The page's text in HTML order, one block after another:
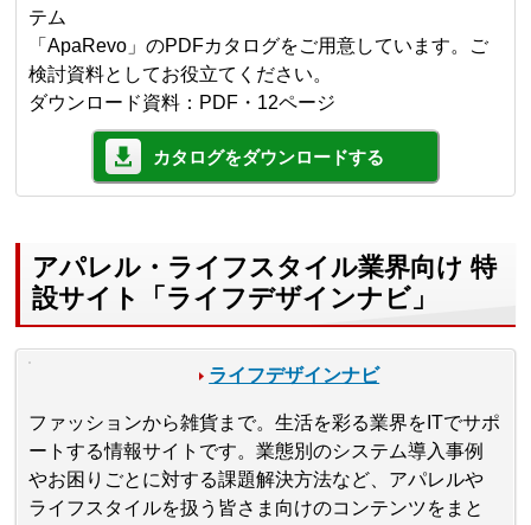
テム
「ApaRevo」のPDFカタログをご用意しています。ご
検討資料としてお役立てください。
ダウンロード資料：PDF・12ページ
カタログをダウンロードする
アパレル・ライフスタイル業界向け 特
設サイト「ライフデザインナビ」
ライフデザインナビ
ファッションから雑貨まで。生活を彩る業界をITでサポ
ートする情報サイトです。業態別のシステム導入事例
やお困りごとに対する課題解決方法など、アパレルや
ライフスタイルを扱う皆さま向けのコンテンツをまと